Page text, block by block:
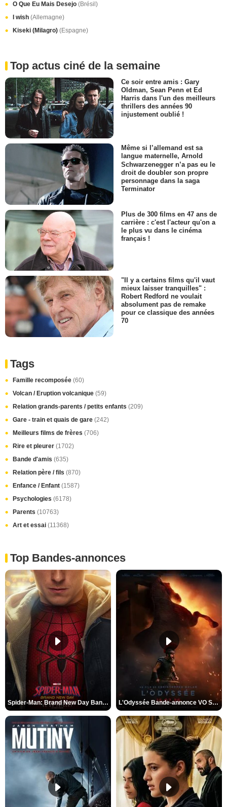
O Que Eu Mais Desejo (Brésil)
I wish (Allemagne)
Kiseki (Milagro) (Espagne)
Top actus ciné de la semaine
Ce soir entre amis : Gary
Oldman, Sean Penn et Ed
Harris dans l'un des meilleurs
thrillers des années 90
injustement oublié !
Même si l’allemand est sa
langue maternelle, Arnold
Schwarzenegger n’a pas eu le
droit de doubler son propre
personnage dans la saga
Terminator
Plus de 300 films en 47 ans de
carrière : c'est l'acteur qu'on a
le plus vu dans le cinéma
français !
"Il y a certains films qu'il vaut
mieux laisser tranquilles" :
Robert Redford ne voulait
absolument pas de remake
pour ce classique des années
70
Tags
Famille recomposée (60)
Volcan / Eruption volcanique (59)
Relation grands-parents / petits enfants (209)
Gare - train et quais de gare (242)
Meilleurs films de frères (706)
Rire et pleurer (1702)
Bande d'amis (635)
Relation père / fils (870)
Enfance / Enfant (1587)
Psychologies (6178)
Parents (10763)
Art et essai (11368)
Top Bandes-annonces
Spider-Man: Brand New Day Bande-annonce VO STFR L'Odyssée Bande-annonce VO STFR